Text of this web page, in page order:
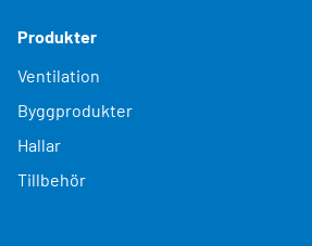
Produkter
Ventilation
Byggprodukter
Hallar
Tillbehör